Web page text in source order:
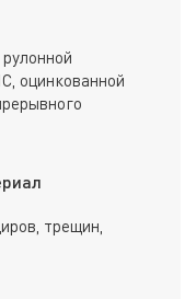
оцинкованной
трещин,